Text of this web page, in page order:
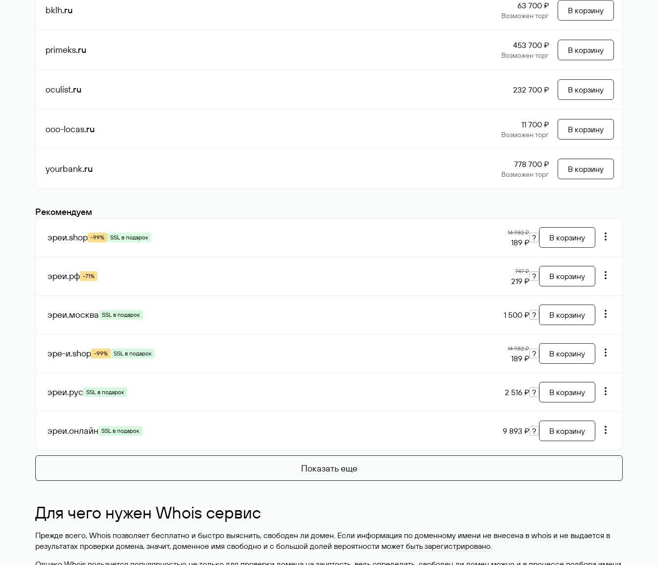
bklh.ru 63 700 ₽
Возможен торг
В корзину
primeks.ru 453 700 ₽
Возможен торг
В корзину
oculist.ru 232 700 ₽ В корзину
ooo-locas.ru 11 700 ₽
Возможен торг
В корзину
yourbank.ru 778 700 ₽
Возможен торг
В корзину
Рекомендуем
эреи.shop -99% SSL в подарок
14 982 ₽
189 ₽ ? В корзину
эреи.рф -71%
747 ₽
219 ₽ ? В корзину
эреи.москва SSL в подарок 1 500 ₽ ? В корзину
эре-и.shop -99% SSL в подарок
14 982 ₽
189 ₽ ? В корзину
эреи.рус SSL в подарок 2 516 ₽ ? В корзину
эреи.онлайн SSL в подарок 9 893 ₽ ? В корзину
Показать еще
Для чего нужен Whois сервис
Прежде всего, Whois позволяет бесплатно и быстро выяснить, свободен ли домен. Если информация по доменному имени не внесена в whois и не выдается в
результатах проверки домена, значит, доменное имя свободно и с большой долей вероятности может быть зарегистрировано.